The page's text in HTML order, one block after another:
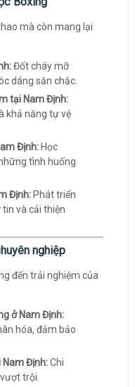
mà còn mang lại
Đốt cháy mỡ
dáng săn chắc.
tại Nam Định:
khả năng tự vệ
Định:Học
tình huống
Định:Phát triển
và cải thiện
nghiệp
đến trải nghiệm của
ở Nam Định:
hóa, đảm bảo
Nam Định:Chi
trội.